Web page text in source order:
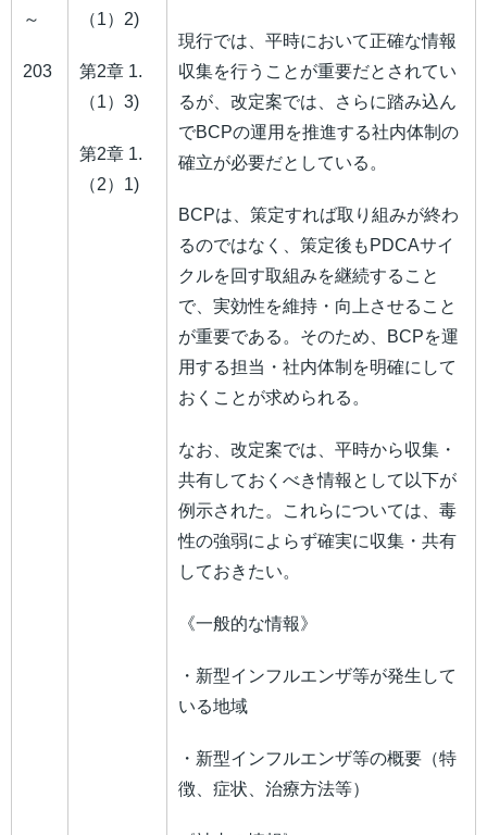
～
203
（1）2)
第2章 1.
（1）3)
第2章 1.
（2）1)
現行では、平時において正確な情報
収集を行うことが重要だとされてい
るが、改定案では、さらに踏み込ん
でBCPの運用を推進する社内体制の
確立が必要だとしている。
BCPは、策定すれば取り組みが終わ
るのではなく、策定後もPDCAサイ
クルを回す取組みを継続すること
で、実効性を維持・向上させること
が重要である。そのため、BCPを運
用する担当・社内体制を明確にして
おくことが求められる。
なお、改定案では、平時から収集・
共有しておくべき情報として以下が
例示された。これらについては、毒
性の強弱によらず確実に収集・共有
しておきたい。
《一般的な情報》
・新型インフルエンザ等が発生して
いる地域
・新型インフルエンザ等の概要（特
徴、症状、治療方法等）